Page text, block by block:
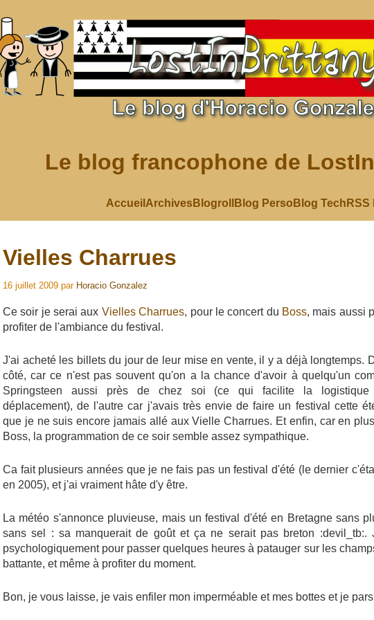
Le blog francophone de
Accueil ArchivesBlogroll Blog Perso Blog Tech RSS
Vielles Charrues
16 juillet 2009 par Horacio Gonzalez
Ce soir je serai aux Vielles Charrues, pour le concert du Boss, mais aussi
profiter de l'ambiance du festival.
J'ai acheté les billets du jour de leur mise en vente, il y a déjà longtemps.
côté, car ce n'est pas souvent qu'on a la chance d'avoir à quelqu'un
Springsteen aussi près de chez soi (ce qui facilite la logistique
déplacement), de l'autre car j'avais très envie de faire un festival cette
que je ne suis encore jamais allé aux Vielle Charrues. Et enfin, car en
Boss, la programmation de ce soir semble assez sympathique.
Ca fait plusieurs années que je ne fais pas un festival d'été (le dernier
en 2005), et j'ai vraiment hâte d'y être.
La météo s'annonce pluvieuse, mais un festival d'été en Bretagne sans
sans sel : sa manquerait de goût et ça ne serait pas breton :devil_tb:.
psychologiquement pour passer quelques heures à patauger sur les
battante, et même à profiter du moment.
Bon, je vous laisse, je vais enfiler mon imperméable et mes bottes et je